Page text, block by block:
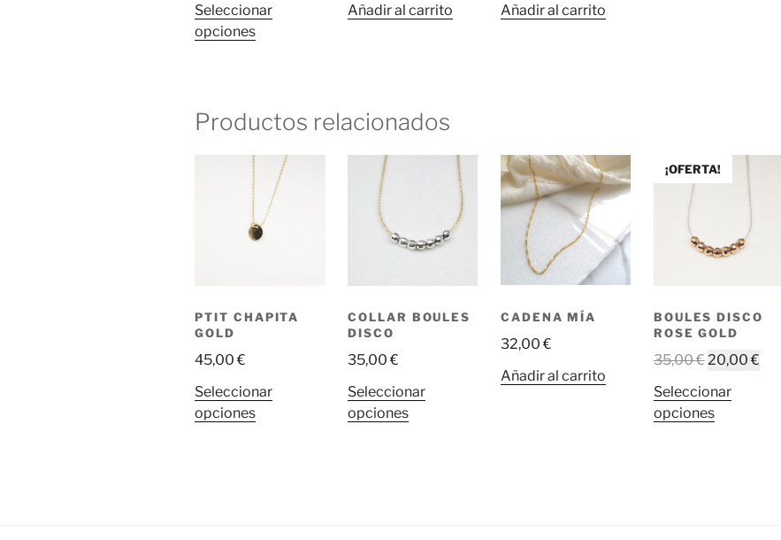
Seleccionar
opcionesEste
variantes.
Las
opciones
pueden
elegir
en
Añadir al carrito
Añadir al carrito
Productos relacionados
PTIT CHAPITA
GOLD
45,00€
Seleccionar
opcionesEste
COLLAR BOULES
DISCO
35,00€
Seleccionar
opcionesEste
CADENA MÍA
32,00€
Añadir al carrito
¡OFERTA!
BOULES DISCO
ROSE GOLD
35,00€ El
original
era:
20,00€El
Seleccionar
opcionesEste